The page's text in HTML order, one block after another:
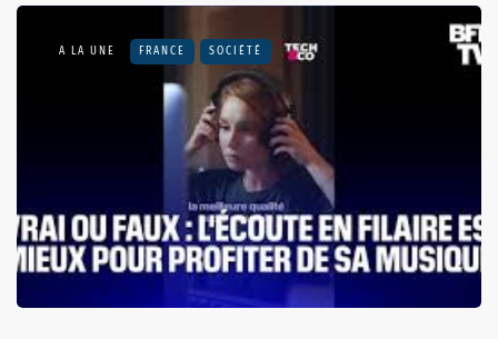
A LA UNE FRANCE SOCIÉTÉ